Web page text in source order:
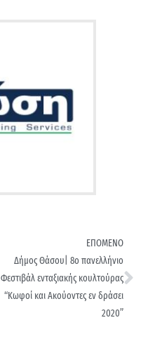
ΕΠΟΜΕΝΟ
Δήμος Θάσου| 8ο πανελλήνιο
Φεστιβάλ ενταξιακής κουλτούρας
“Κωφοί και Ακούοντες εν δράσει
2020”